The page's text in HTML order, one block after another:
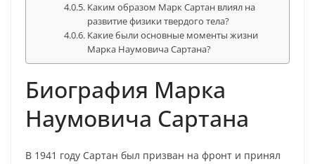
Каким образом Марк Сартан влиял на
развитие физики твердого тела?
Какие были основные моменты жизни
Марка Наумовича Сартана?
Биография Марка
Наумовича Сартана
В 1941 году Сартан был призван на фронт и принял